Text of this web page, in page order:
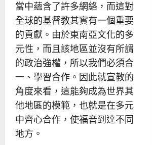
當中蘊含了許多網絡，而這對
全球的基督教其實有一個重要
的貢獻。由於東南亞文化的多
元性，而且該地區並沒有所謂
的政治強權，所以我們必須合
一、學習合作。因此就宣教的
角度來看，這能夠成為世界其
他地區的模範，也就是在多元
中齊心合作，使福音到達不同
地方。